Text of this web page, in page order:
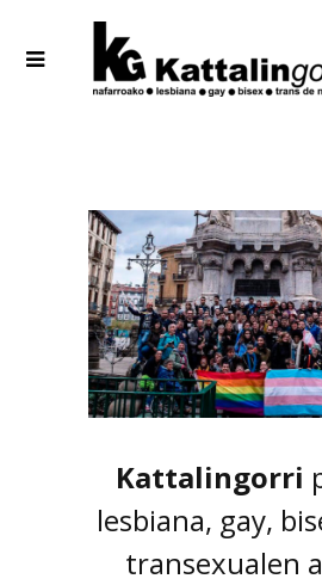
Kattalingorri
lesbiana, gay,
transexualen